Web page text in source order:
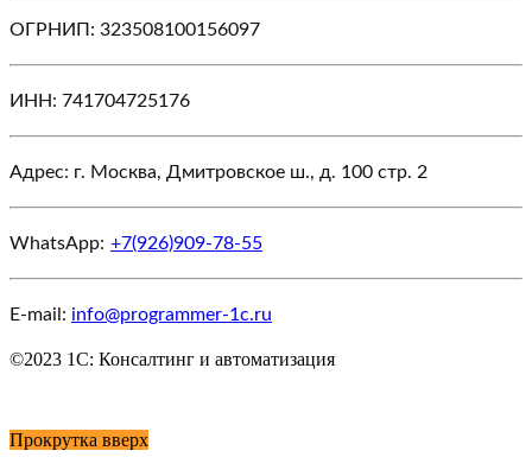
ОГРНИП: 323508100156097
ИНН: 741704725176
Адрес: г. Москва, Дмитровское ш., д. 100 стр. 2
WhatsApp: +7(926)909-78-55
E-mail: info@programmer-1c.ru
©2023 1С: Консалтинг и автоматизация
Прокрутка вверх